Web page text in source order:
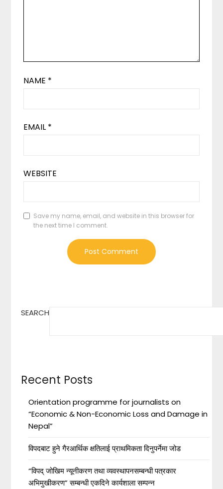
NAME *
EMAIL *
WEBSITE
Save my name, email, and website in this browser for
the next time I comment.
SEARCH
Recent Posts
Orientation programme for journalists on
“Economic & Non-Economic Loss and Damage in
Nepal”
विपदबाट हुने गैरआर्थिक क्षतिलाई प्राथमिकता दिनुपर्नेमा जोड
“विपद् जोखिम न्यूनीकरण तथा व्यवस्थापनसम्बन्धी पत्रकार
अभिमुखीकरण” सम्बन्धी एकदिने कार्यशाला सम्पन्न